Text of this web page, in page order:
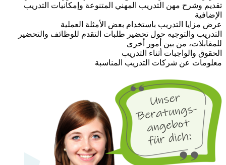
تقديم وشرح مهن التدريب المهني المتنوعة وإمكانيات التدريب
الإضافية
عرض مزايا التدريب باستخدام بعض الأمثلة العملية
التدريب والتوجيه حول تحضير طلبات التقدم للوظائف والتحضير
للمقابلات، من بين أمور أخرى
الحقوق والواجبات أثناء التدريب
معلومات عن شركات التدريب المناسبة